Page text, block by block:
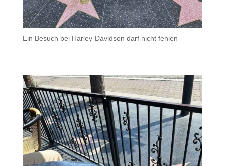
Ein Besuch bei Harley-Davidson darf nicht fehlen